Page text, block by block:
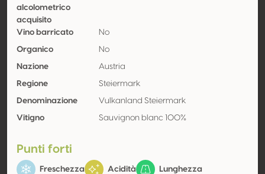
alcolometrico
acquisito
Vino barricato No
Organico No
Nazione Austria
Regione Steiermark
Denominazione Vulkanland Steiermark
Vitigno Sauvignon blanc 100%
Punti forti
Freschezza Acidità Lunghezza